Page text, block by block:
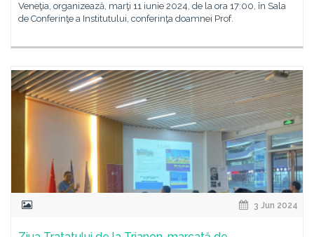
Veneţia, organizează, marţi 11 iunie 2024, de la ora 17:00, în Sala
de Conferinţe a Institutului, conferinţa doamnei Prof.
3 Jun 2024